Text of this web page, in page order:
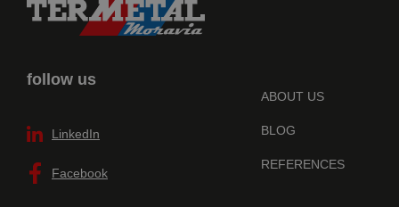
follow us
LinkedIn
Facebook
ABOUT US
BLOG
REFERENCES